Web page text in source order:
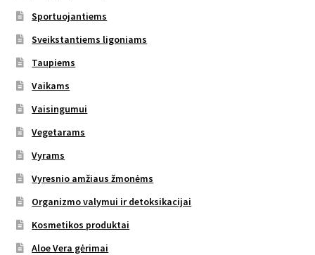
Sportuojantiems
Sveikstantiems ligoniams
Taupiems
Vaikams
Vaisingumui
Vegetarams
Vyrams
Vyresnio amžiaus žmonėms
Organizmo valymui ir detoksikacijai
Kosmetikos produktai
Aloe Vera gėrimai